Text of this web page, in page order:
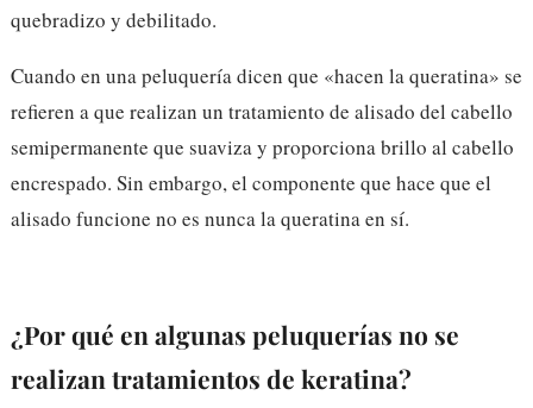
quebradizo y debilitado.
Cuando en una peluquería dicen que «hacen la queratina» se
refieren a que realizan un tratamiento de alisado del cabello
semipermanente que suaviza y proporciona brillo al cabello
encrespado. Sin embargo, el componente que hace que el
alisado funcione no es nunca la queratina en sí.
¿Por qué en algunas peluquerías no se
realizan tratamientos de keratina?